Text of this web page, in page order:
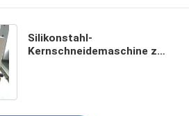
Silikonstahl-
Kernschneidemaschine zur